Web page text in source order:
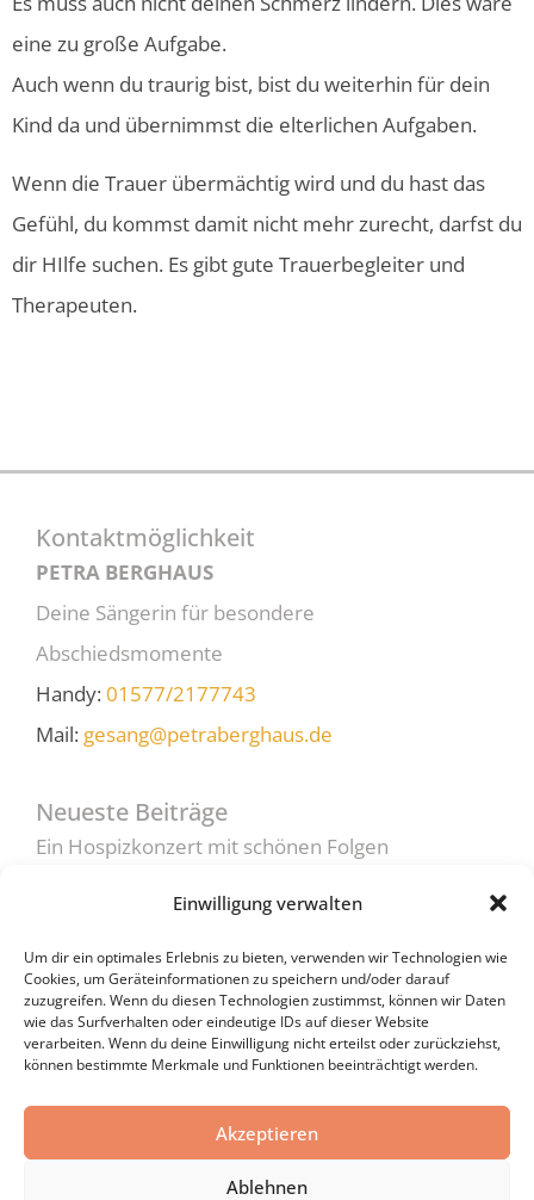
Einwilligung verwalten
Um dir ein optimales Erlebnis zu bieten, verwenden wir Technologien wie
Cookies, um Geräteinformationen zu speichern und/oder darauf
zuzugreifen. Wenn du diesen Technologien zustimmst, können wir Daten
wie das Surfverhalten oder eindeutige IDs auf dieser Website
verarbeiten. Wenn du deine Einwilligung nicht erteilst oder zurückziehst,
können bestimmte Merkmale und Funktionen beeinträchtigt werden.
Akzeptieren
Ablehnen
eine zu große Aufgabe.
Auch wenn du traurig bist, bist du weiterhin für dein
Kind da und übernimmst die elterlichen Aufgaben.
Wenn die Trauer übermächtig wird und du hast das
Gefühl, du kommst damit nicht mehr zurecht, darfst du
dir HIlfe suchen. Es gibt gute Trauerbegleiter und
Therapeuten.
Kontaktmöglichkeit
PETRA BERGHAUS
Deine Sängerin für besondere
Abschiedsmomente
Handy: 01577/2177743
Mail: gesang@petraberghaus.de
Neueste Beiträge
Ein Hospizkonzert mit schönen Folgen
5 Tipps: So tröste ich richtig!
Darf man den Tod in die Abendunterhaltung
bringen?
Copyright © 2026 PETRA BERGHAUS